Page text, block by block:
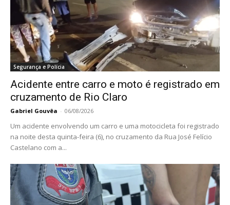
Segurança e Polícia
Acidente entre carro e moto é registrado em
cruzamento de Rio Claro
Gabriel Gouvêa - 06/08/2026
Um acidente envolvendo um carro e uma motocicleta foi registrado
na noite desta quinta-feira (6), no cruzamento da Rua José Felício
Castelano com a...